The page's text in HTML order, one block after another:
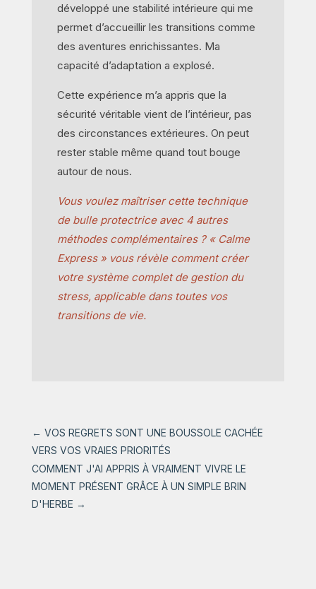
développé une stabilité intérieure qui me
permet d’accueillir les transitions comme
des aventures enrichissantes. Ma
capacité d’adaptation a explosé.
Cette expérience m’a appris que la
sécurité véritable vient de l’intérieur, pas
des circonstances extérieures. On peut
rester stable même quand tout bouge
autour de nous.
Vous voulez maîtriser cette technique
de bulle protectrice avec 4 autres
méthodes complémentaires ? « Calme
Express » vous révèle comment créer
votre système complet de gestion du
stress, applicable dans toutes vos
transitions de vie.
← VOS REGRETS SONT UNE BOUSSOLE CACHÉE
VERS VOS VRAIES PRIORITÉS
COMMENT J'AI APPRIS À VRAIMENT VIVRE LE
MOMENT PRÉSENT GRÂCE À UN SIMPLE BRIN
D'HERBE →